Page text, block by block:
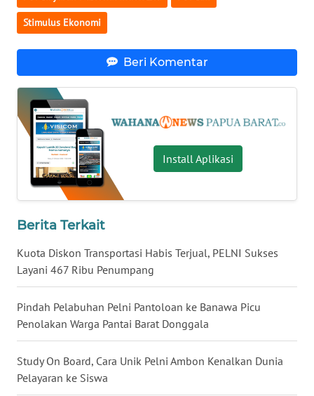
Stimulus Ekonomi
Beri Komentar
Install Aplikasi
Berita Terkait
Kuota Diskon Transportasi Habis Terjual, PELNI Sukses
Layani 467 Ribu Penumpang
Pindah Pelabuhan Pelni Pantoloan ke Banawa Picu
Penolakan Warga Pantai Barat Donggala
Study On Board, Cara Unik Pelni Ambon Kenalkan Dunia
Pelayaran ke Siswa
WN
WN
SULBAR
WN
BABEL
WN
SUMBAR
SUMSEL
WN
BENGKULU
WN